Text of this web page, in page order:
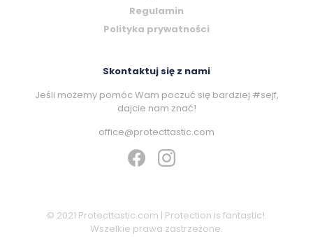
Regulamin
Polityka prywatności
Skontaktuj się z nami
Jeśli możemy pomóc Wam poczuć się bardziej #sejf,
dajcie nam znać!
office@protecttastic.com
© 2021 Protecttastic.com | Protection is fantastic!.
Wszelkie prawa zastrzeżone.